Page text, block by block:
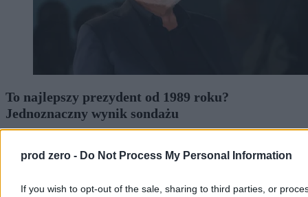
prod zero - Do Not Process My Personal Information
If you wish to opt-out of the sale, sharing to third parties, or
To najlepszy prezydent od 1989 roku?
Jednoznaczny wynik sondażu
Polski po 1989 r. był Aleksander Kwaśniewski – wynika z sondażu
przeprowadzonego dla Wirtualnej Polski. Najgorzej w badaniu